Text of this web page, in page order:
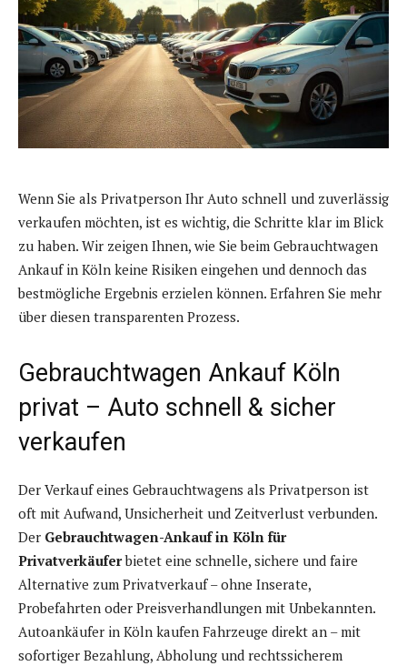
Wenn Sie als Privatperson Ihr Auto schnell und zuverlässig
verkaufen möchten, ist es wichtig, die Schritte klar im Blick
zu haben. Wir zeigen Ihnen, wie Sie beim Gebrauchtwagen
Ankauf in Köln keine Risiken eingehen und dennoch das
bestmögliche Ergebnis erzielen können. Erfahren Sie mehr
über diesen transparenten Prozess.
Gebrauchtwagen Ankauf Köln
privat – Auto schnell & sicher
verkaufen
Der Verkauf eines Gebrauchtwagens als Privatperson ist
oft mit Aufwand, Unsicherheit und Zeitverlust verbunden.
Der Gebrauchtwagen-Ankauf in Köln für
Privatverkäuferbietet eine schnelle, sichere und faire
Alternative zum Privatverkauf – ohne Inserate,
Probefahrten oder Preisverhandlungen mit Unbekannten.
Autoankäufer in Köln kaufen Fahrzeuge direkt an – mit
sofortiger Bezahlung, Abholung und rechtssicherem